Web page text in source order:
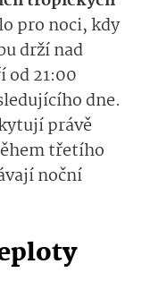
pro noci, kdy
drží nad
od 21:00
dne.
právě
třetího
noční